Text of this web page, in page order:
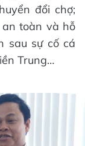
đổi chợ;
toàn và hỗ
sau sự cố cá
Trung…